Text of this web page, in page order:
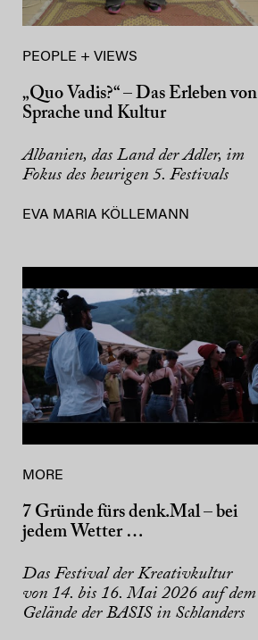
PEOPLE + VIEWS
„Quo Vadis?“ – Das Erleben von
Sprache und Kultur
Albanien, das Land der Adler, im
Fokus des heurigen 5. Festivals
EVA MARIA KÖLLEMANN
MORE
7 Gründe fürs denk.Mal – bei
jedem Wetter …
Das Festival der Kreativkultur
von 14. bis 16. Mai 2026 auf dem
Gelände der BASIS in Schlanders